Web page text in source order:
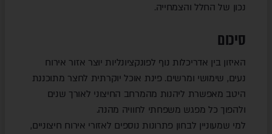
נכון של החלל והצמחייה.
סיכום
האיזון בין אדריכלות נוף לפונקציונליות יוצר אזור אירוח
נעים, שימושי ומרשים. פינת אוכל יוקרתית לחצר מתוכננת
היטב מאפשרת ליהנות מהמרחב החיצוני לאורך שנים
ולהפוך כל מפגש משפחתי לחוויה מהנה.
למי שמעוניין לבחון פתרונות נוספים לאזורי אירוח חיצוניים,